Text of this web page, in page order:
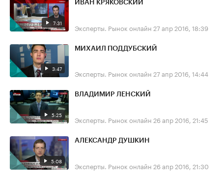
7:31
ИВАН КРЯКОВСКИЙ
Эксперты. Рынок онлайн 27 апр 2016, 18:39
3:47
МИХАИЛ ПОДДУБСКИЙ
Эксперты. Рынок онлайн 27 апр 2016, 14:44
5:25
ВЛАДИМИР ЛЕНСКИЙ
Эксперты. Рынок онлайн 26 апр 2016, 21:45
5:08
АЛЕКСАНДР ДУШКИН
Эксперты. Рынок онлайн 26 апр 2016, 21:30